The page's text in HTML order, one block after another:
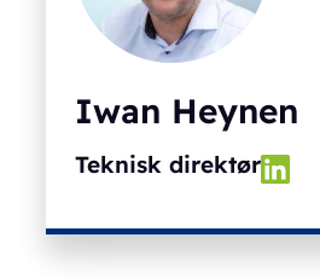
Iwan Heynen
Teknisk direktør